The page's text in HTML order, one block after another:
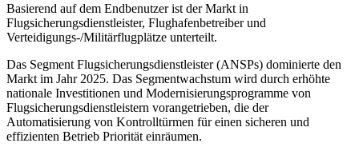
Basierend auf dem Endbenutzer ist der Markt in
Flugsicherungsdienstleister, Flughafenbetreiber und
Verteidigungs-/Militärflugplätze unterteilt.
Das Segment Flugsicherungsdienstleister (ANSPs) dominierte den
Markt im Jahr 2025. Das Segmentwachstum wird durch erhöhte
nationale Investitionen und Modernisierungsprogramme von
Flugsicherungsdienstleistern vorangetrieben, die der
Automatisierung von Kontrolltürmen für einen sicheren und
effizienten Betrieb Priorität einräumen.